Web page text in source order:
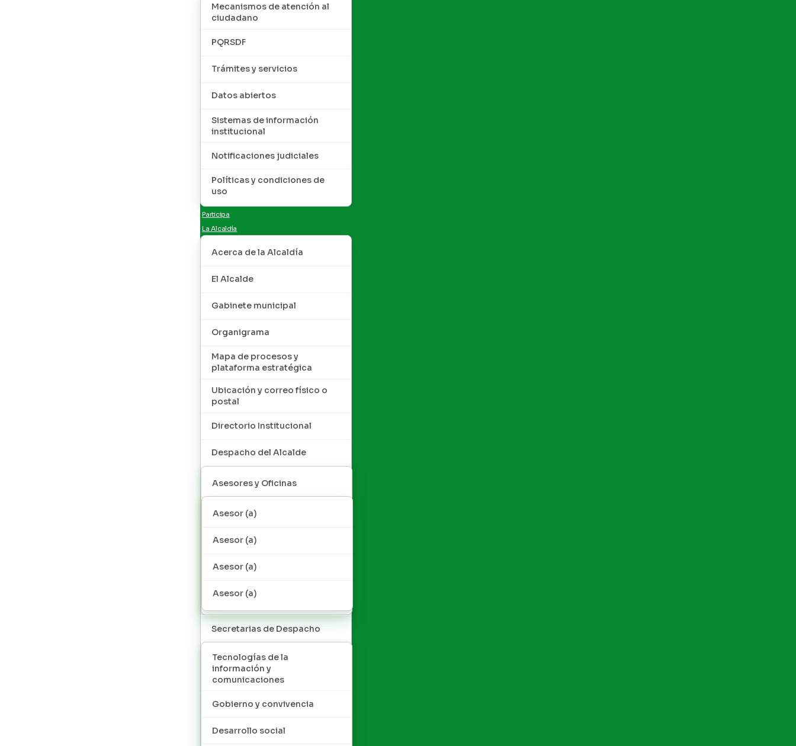
Mecanismos de atención al
ciudadano
PQRSDF
Trámites y servicios
Datos abiertos
Sistemas de información
institucional
Notificaciones judiciales
Políticas y condiciones de
uso
Participa
La Alcaldía
Acerca de la Alcaldía
El Alcalde
Gabinete municipal
Organigrama
Mapa de procesos y
plataforma estratégica
Ubicación y correo físico o
postal
Directorio Institucional
Despacho del Alcalde
Asesores y Oficinas
Asesor (a)
Asesor (a)
Asesor (a)
Asesor (a)
Secretarias de Despacho
Tecnologías de la
información y
comunicaciones
Gobierno y convivencia
Desarrollo social